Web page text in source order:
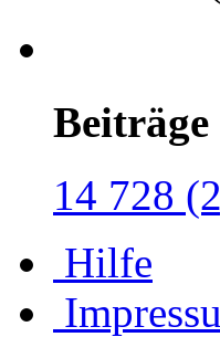
Beiträge
14 728
Hilfe